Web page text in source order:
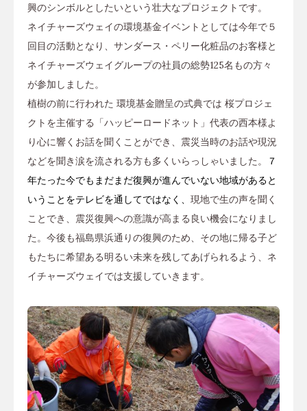
興のシンボルとしたいという壮大なプロジェクトです。
ネイチャーズウェイの環境基金イベントとしては今年で５
回目の活動となり、サンダース・ペリー化粧品のお客様と
ネイチャーズウェイグループの社員の総勢125名もの方々
が参加しました。
植樹の前に行われた 環境基金贈呈の式典では 桜プロジェ
クトを主催する「ハッピーロードネット」代表の西本様よ
り心に響くお話を聞くことができ、震災当時のお話や現況
などを聞き涙を流される方も多くいらっしゃいました。
７
年たった今でもまだまだ復興が進んでいない地域があると
いうことをテレビを通してではなく、 現地で生の声を聞く
ことでき、震災復興への意識が高まる良い機会になりまし
た。今後も福島県浜通りの復興のため、その地に帰る子ど
もたちに希望ある明るい未来を残してあげられるよう、ネ
イチャーズウェイでは支援していきます。